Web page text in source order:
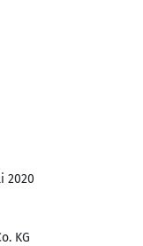
2020
KG